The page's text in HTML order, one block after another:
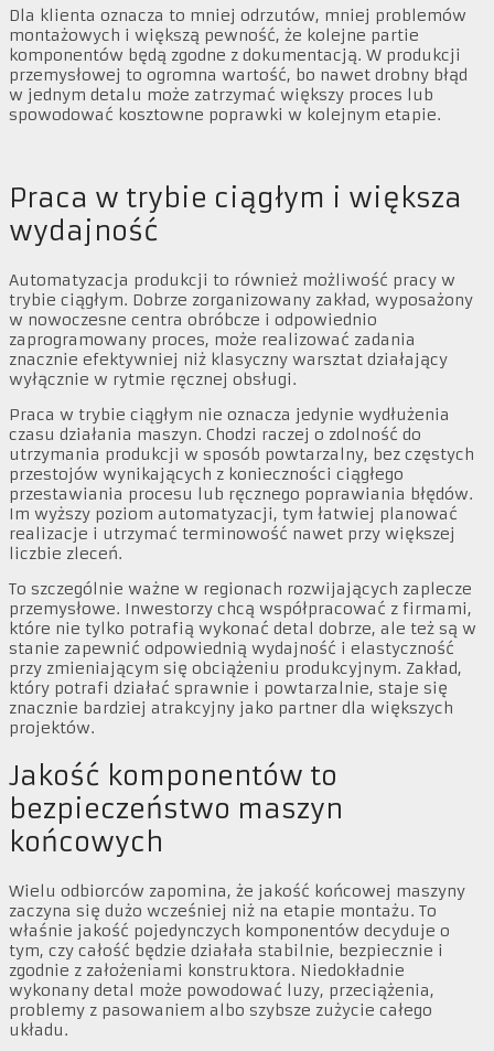
Dla klienta oznacza to mniej odrzutów, mniej problemów
montażowych i większą pewność, że kolejne partie
komponentów będą zgodne z dokumentacją. W produkcji
przemysłowej to ogromna wartość, bo nawet drobny błąd
w jednym detalu może zatrzymać większy proces lub
spowodować kosztowne poprawki w kolejnym etapie.
Praca w trybie ciągłym i większa
wydajność
Automatyzacja produkcji to również możliwość pracy w
trybie ciągłym. Dobrze zorganizowany zakład, wyposażony
w nowoczesne centra obróbcze i odpowiednio
zaprogramowany proces, może realizować zadania
znacznie efektywniej niż klasyczny warsztat działający
wyłącznie w rytmie ręcznej obsługi.
Praca w trybie ciągłym nie oznacza jedynie wydłużenia
czasu działania maszyn. Chodzi raczej o zdolność do
utrzymania produkcji w sposób powtarzalny, bez częstych
przestojów wynikających z konieczności ciągłego
przestawiania procesu lub ręcznego poprawiania błędów.
Im wyższy poziom automatyzacji, tym łatwiej planować
realizacje i utrzymać terminowość nawet przy większej
liczbie zleceń.
To szczególnie ważne w regionach rozwijających zaplecze
przemysłowe. Inwestorzy chcą współpracować z firmami,
które nie tylko potrafią wykonać detal dobrze, ale też są w
stanie zapewnić odpowiednią wydajność i elastyczność
przy zmieniającym się obciążeniu produkcyjnym. Zakład,
który potrafi działać sprawnie i powtarzalnie, staje się
znacznie bardziej atrakcyjny jako partner dla większych
projektów.
Jakość komponentów to
bezpieczeństwo maszyn
końcowych
Wielu odbiorców zapomina, że jakość końcowej maszyny
zaczyna się dużo wcześniej niż na etapie montażu. To
właśnie jakość pojedynczych komponentów decyduje o
tym, czy całość będzie działała stabilnie, bezpiecznie i
zgodnie z założeniami konstruktora. Niedokładnie
wykonany detal może powodować luzy, przeciążenia,
problemy z pasowaniem albo szybsze zużycie całego
układu.